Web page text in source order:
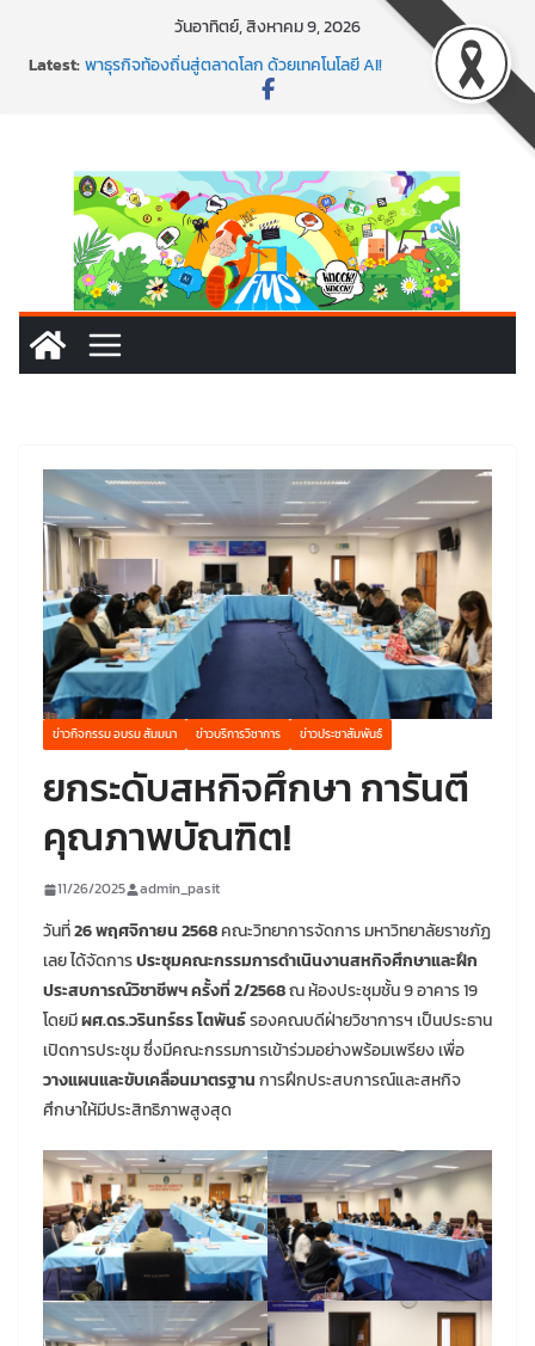
วันอาทิตย์, สิงหาคม 9, 2026
Latest:
พร้อมลุยแล้ว! ปักหมุดโรดแมป AI อัปสกิลธุรกิจให้พุ่งทะยาน
พาธุรกิจท้องถิ่นสู่ตลาดโลก ด้วยเทคโนโลยี AI!
SMEs ยุคนี้ ถ้าไม่ใช้ AI ถือว่าพลาดมาก!
ข่าวกิจกรรม อบรม สัมมนา ข่าวบริการวิชาการ ข่าวประชาสัมพันธ์
ยกระดับสหกิจศึกษา การันตี
คุณภาพบัณฑิต!
11/26/2025 admin_pasit
วันที่26 พฤศจิกายน 2568คณะวิทยาการจัดการ มหาวิทยาลัยราชภัฏ
เลย ได้จัดการประชุมคณะกรรมการดำเนินงานสหกิจศึกษาและฝึก
ประสบการณ์วิชาชีพฯ ครั้งที่ 2/2568ณ ห้องประชุมชั้น 9 อาคาร 19
โดยมีผศ.ดร.วรินทร์ธร โตพันธ์รองคณบดีฝ่ายวิชาการฯ เป็นประธาน
เปิดการประชุม ซึ่งมีคณะกรรมการเข้าร่วมอย่างพร้อมเพรียง เพื่อ
วางแผนและขับเคลื่อนมาตรฐานการฝึกประสบการณ์และสหกิจ
ศึกษาให้มีประสิทธิภาพสูงสุด